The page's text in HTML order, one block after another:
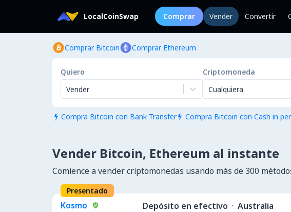
LocalCoinSwap Comprar Vender Convertir
Comprar Bitcoin Comprar Ethereum
Quiero
Vender
Criptomoneda
Cualquiera
 Compra Bitcoin con Bank Transfer  Compra Bitcoin con Cash in
Vender Bitcoin, Ethereum al instante
Comience a vender criptomonedas usando más de 300
Presentado
Kosmo Depósito en efectivo · Australia